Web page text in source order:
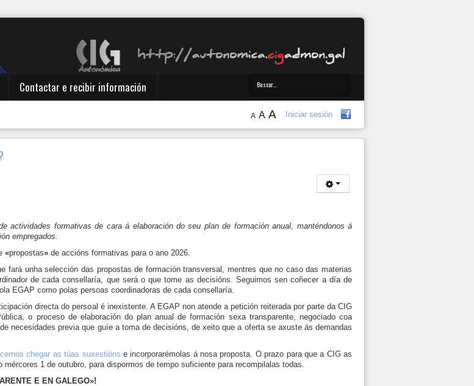
Contactar e recibir información
Iniciar sesión
A A A
actividades formativas de cara á elaboración do seu plan de formación anual, manténdonos á
empregados.
«propostas» de accións formativas para o ano 2026.
fará unha selección das propostas de formación transversal, mentres que no caso das materias
de cada consellaría, que será o que tome as decisións. Seguimos sen coñecer a día de
EGAP como polas persoas coordinadoras de cada consellaría.
directa do persoal é inexistente. A EGAP non atende a petición reiterada por parte da CIG
o proceso de elaboración do plan anual de formación sexa transparente, negociado coa
necesidades previa que guíe a toma de decisións, de xeito que a oferta se axuste ás demandas
chegar as túas suxestións e incorporarémolas á nosa proposta. O prazo para que a CIG as
1 de outubro, para dispormos de tempo suficiente para recompilalas todas.
E EN GALEGO»!